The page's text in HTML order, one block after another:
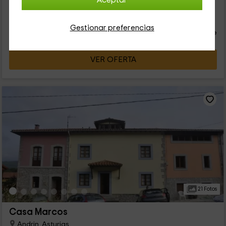
Gestionar preferencias
Reserva inmediata
persona y noche
VER OFERTA
21 Fotos
Casa Marcos
Andrin, Asturias